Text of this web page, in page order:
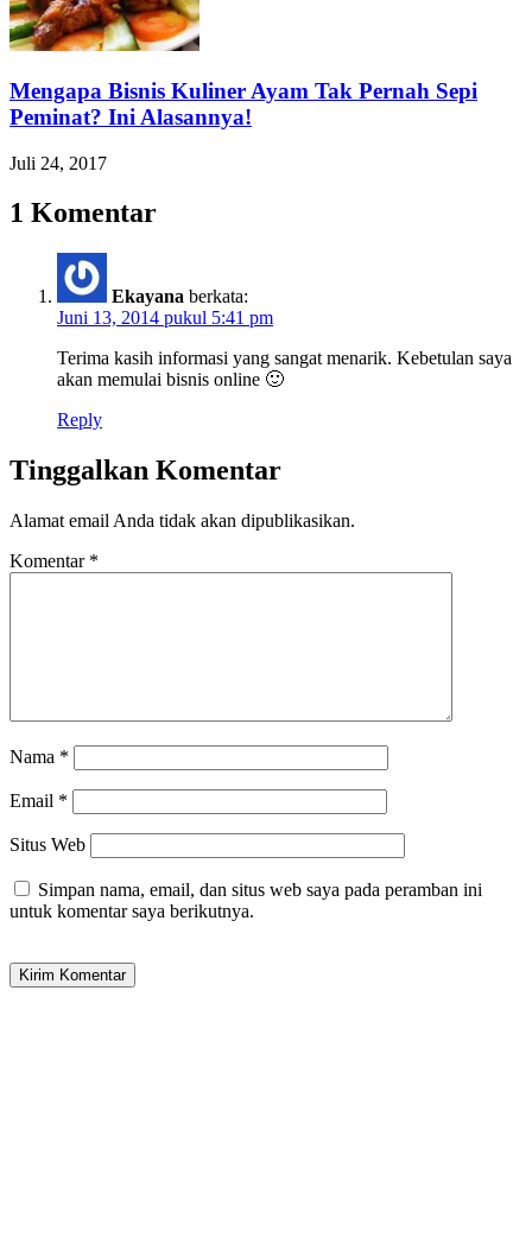
Mengapa Bisnis Kuliner Ayam Tak Pernah Sepi
Peminat? Ini Alasannya!
Juli 24, 2017
1 Komentar
Ekayana berkata:
Juni 13, 2014 pukul 5:41 pm
Terima kasih informasi yang sangat menarik. Kebetulan saya
akan memulai bisnis online 🙂
Reply
Tinggalkan Komentar
Alamat email Anda tidak akan dipublikasikan.
Komentar *
Nama *
Email *
Situs Web
Simpan nama, email, dan situs web saya pada peramban ini
untuk komentar saya berikutnya.